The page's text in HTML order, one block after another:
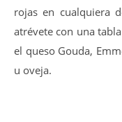
rojas en cualquiera
atrévete con una
el queso Gouda,
u oveja.